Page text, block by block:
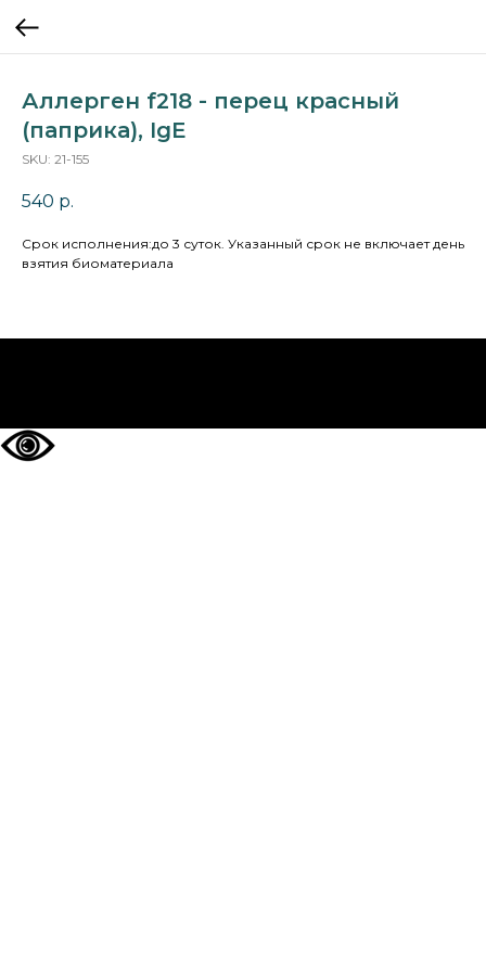
Аллерген f218 - перец красный
(паприка), IgE
SKU: 21-155
540 р.
Cрок исполнения:до 3 суток. Указанный срок не включает день
взятия биоматериала